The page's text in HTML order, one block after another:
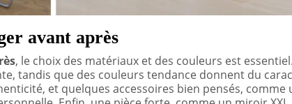
avant après
, le choix des matériaux et des couleurs est
tandis que des couleurs tendance donnent du
et quelques accessoires bien pensés, comme